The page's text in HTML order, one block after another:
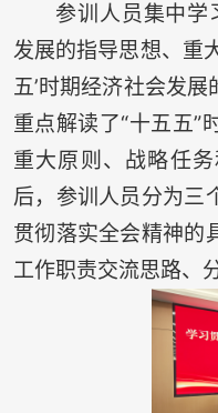
参训人员集中学
发展的指导思想、重
五’时期经济社会发展
重点解读了“十五五”
重大原则、战略任
后，参训人员分为三
贯彻落实全会精神的
工作职责交流思路、